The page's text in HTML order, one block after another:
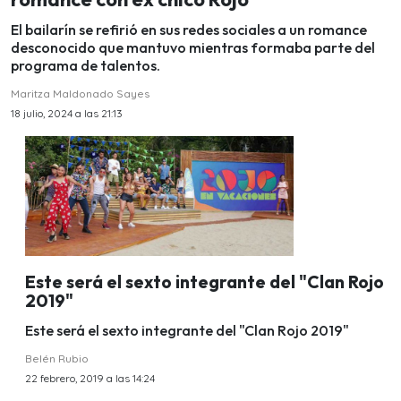
El bailarín se refirió en sus redes sociales a un romance
desconocido que mantuvo mientras formaba parte del
programa de talentos.
Maritza Maldonado Sayes
18 julio, 2024 a las 21:13
Este será el sexto integrante del "Clan Rojo
2019"
Este será el sexto integrante del "Clan Rojo 2019"
Belén Rubio
22 febrero, 2019 a las 14:24